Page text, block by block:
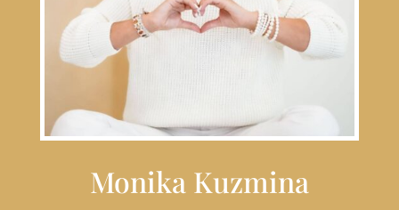
Monika Kuzmina